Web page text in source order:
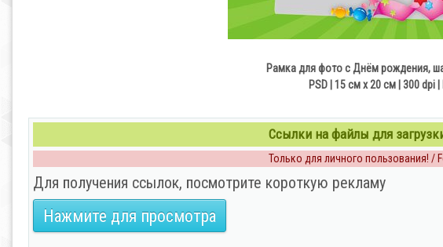
Рамка для фото с Днём рождения,
PSD | 15 см х 20 см | 300 dpi
Ссылки на файлы для
Только для личного пользования! /
Для получения ссылок, посмотрите короткую рекламу
Нажмите для просмотра